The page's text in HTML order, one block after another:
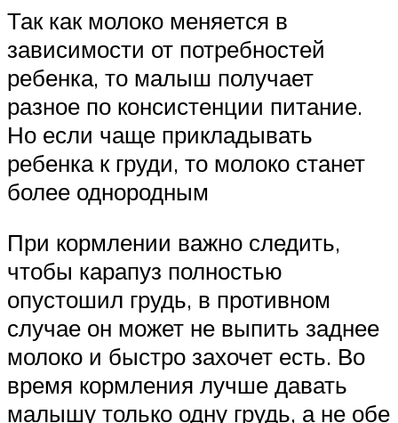
Так как молоко меняется в
зависимости от потребностей
ребенка, то малыш получает
разное по консистенции питание.
Но если чаще прикладывать
ребенка к груди, то молоко станет
более однородным
При кормлении важно следить,
чтобы карапуз полностью
опустошил грудь, в противном
случае он может не выпить заднее
молоко и быстро захочет есть. Во
время кормления лучше давать
малышу только одну грудь, а не обе